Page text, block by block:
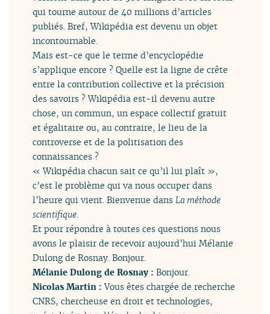
qui tourne autour de 40 millions d’articles
publiés. Bref, Wikipédia est devenu un objet
incontournable.
Mais est-ce que le terme d’encyclopédie
s’applique encore ? Quelle est la ligne de crête
entre la contribution collective et la précision
des savoirs ? Wikipédia est-il devenu autre
chose, un commun, un espace collectif gratuit
et égalitaire ou, au contraire, le lieu de la
controverse et de la politisation des
connaissances ?
« Wikipédia chacun sait ce qu’il lui plaît »,
c’est le problème qui va nous occuper dans
l’heure qui vient. Bienvenue dans La méthode
scientifique
Et pour répondre à toutes ces questions nous
avons le plaisir de recevoir aujourd’hui Mélanie
Dulong de Rosnay. Bonjour.
Mélanie Dulong de Rosnay :Bonjour.
Nicolas Martin :Vous êtes chargée de recherche
CNRS, chercheuse en droit et technologies,